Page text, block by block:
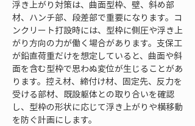
浮き上がり対策は、曲面型枠、壁、斜め部
材、ハンチ部、段差部で重要になります。コ
ンクリート打設時には、型枠に側圧や浮き上
がり方向の力が働く場合があります。支保工
が鉛直荷重だけを想定していると、曲面や斜
面を含む型枠で思わぬ変位が生じることがあ
ります。控え材、締付け材、固定先、反力を
受ける部材、既設躯体との取り合いを確認
し、型枠の形状に応じて浮き上がりや横移動
を防ぐ計画にします。